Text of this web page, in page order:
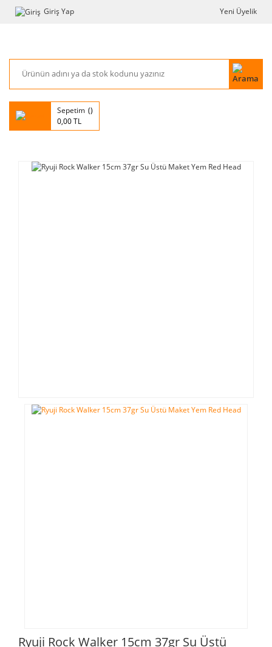
Giriş Yap Yeni Üyelik
Sepetim
0,00 TL
Ryuji Rock Walker 15cm 37gr Su Üstü